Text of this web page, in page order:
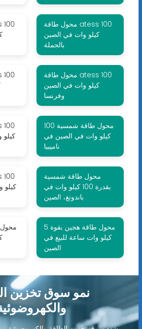
محول طاقة atess 100
كيلو وات في الصين
بالجملة
محول طاقة atess 100
كيلو وات في الصين
وفرنسا
كيلو
محول طاقة شمسية 100
كيلو وات في الصين في
ناميبيا
كيلو
محول طاقة شمسية
بقدرة 100 كيلو وات في
باندونغ، الصين
محول طاقة هجين بقوة 5
كيلو وات ساعة للبيع في
الصين
نمو سوق تخزين